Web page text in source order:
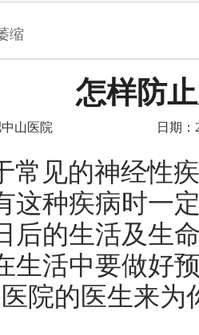
缩
怎样防
山医院 日期：
常见的神经性
这种疾病时一
后的生活及生
生活中要做好
院的医生来为